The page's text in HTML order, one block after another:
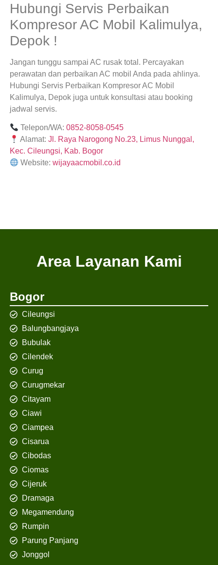
Hubungi Servis Perbaikan
Kompresor AC Mobil Kalimulya,
Depok !
Jangan tunggu sampai AC rusak total. Percayakan
perawatan dan perbaikan AC mobil Anda pada ahlinya.
Hubungi Servis Perbaikan Kompresor AC Mobil
Kalimulya, Depok juga untuk konsultasi atau booking
jadwal servis.
Telepon/WA:0852-8058-0545
Alamat:Jl. Raya Narogong No.23, Limus Nunggal,
Kec. Cileungsi, Kab. Bogor
Website:wijayaacmobil.co.id
Area Layanan Kami
Bogor
Cileungsi
Balungbangjaya
Bubulak
Cilendek
Curug
Curugmekar
Citayam
Ciawi
Ciampea
Cisarua
Cibodas
Ciomas
Cijeruk
Dramaga
Megamendung
Rumpin
Parung Panjang
Jonggol